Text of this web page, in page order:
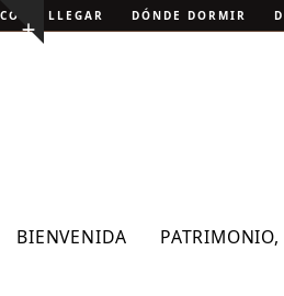
Skip
to Show
CÓMO LLEGAR DÓNDE DORMIR
BIENVENIDA